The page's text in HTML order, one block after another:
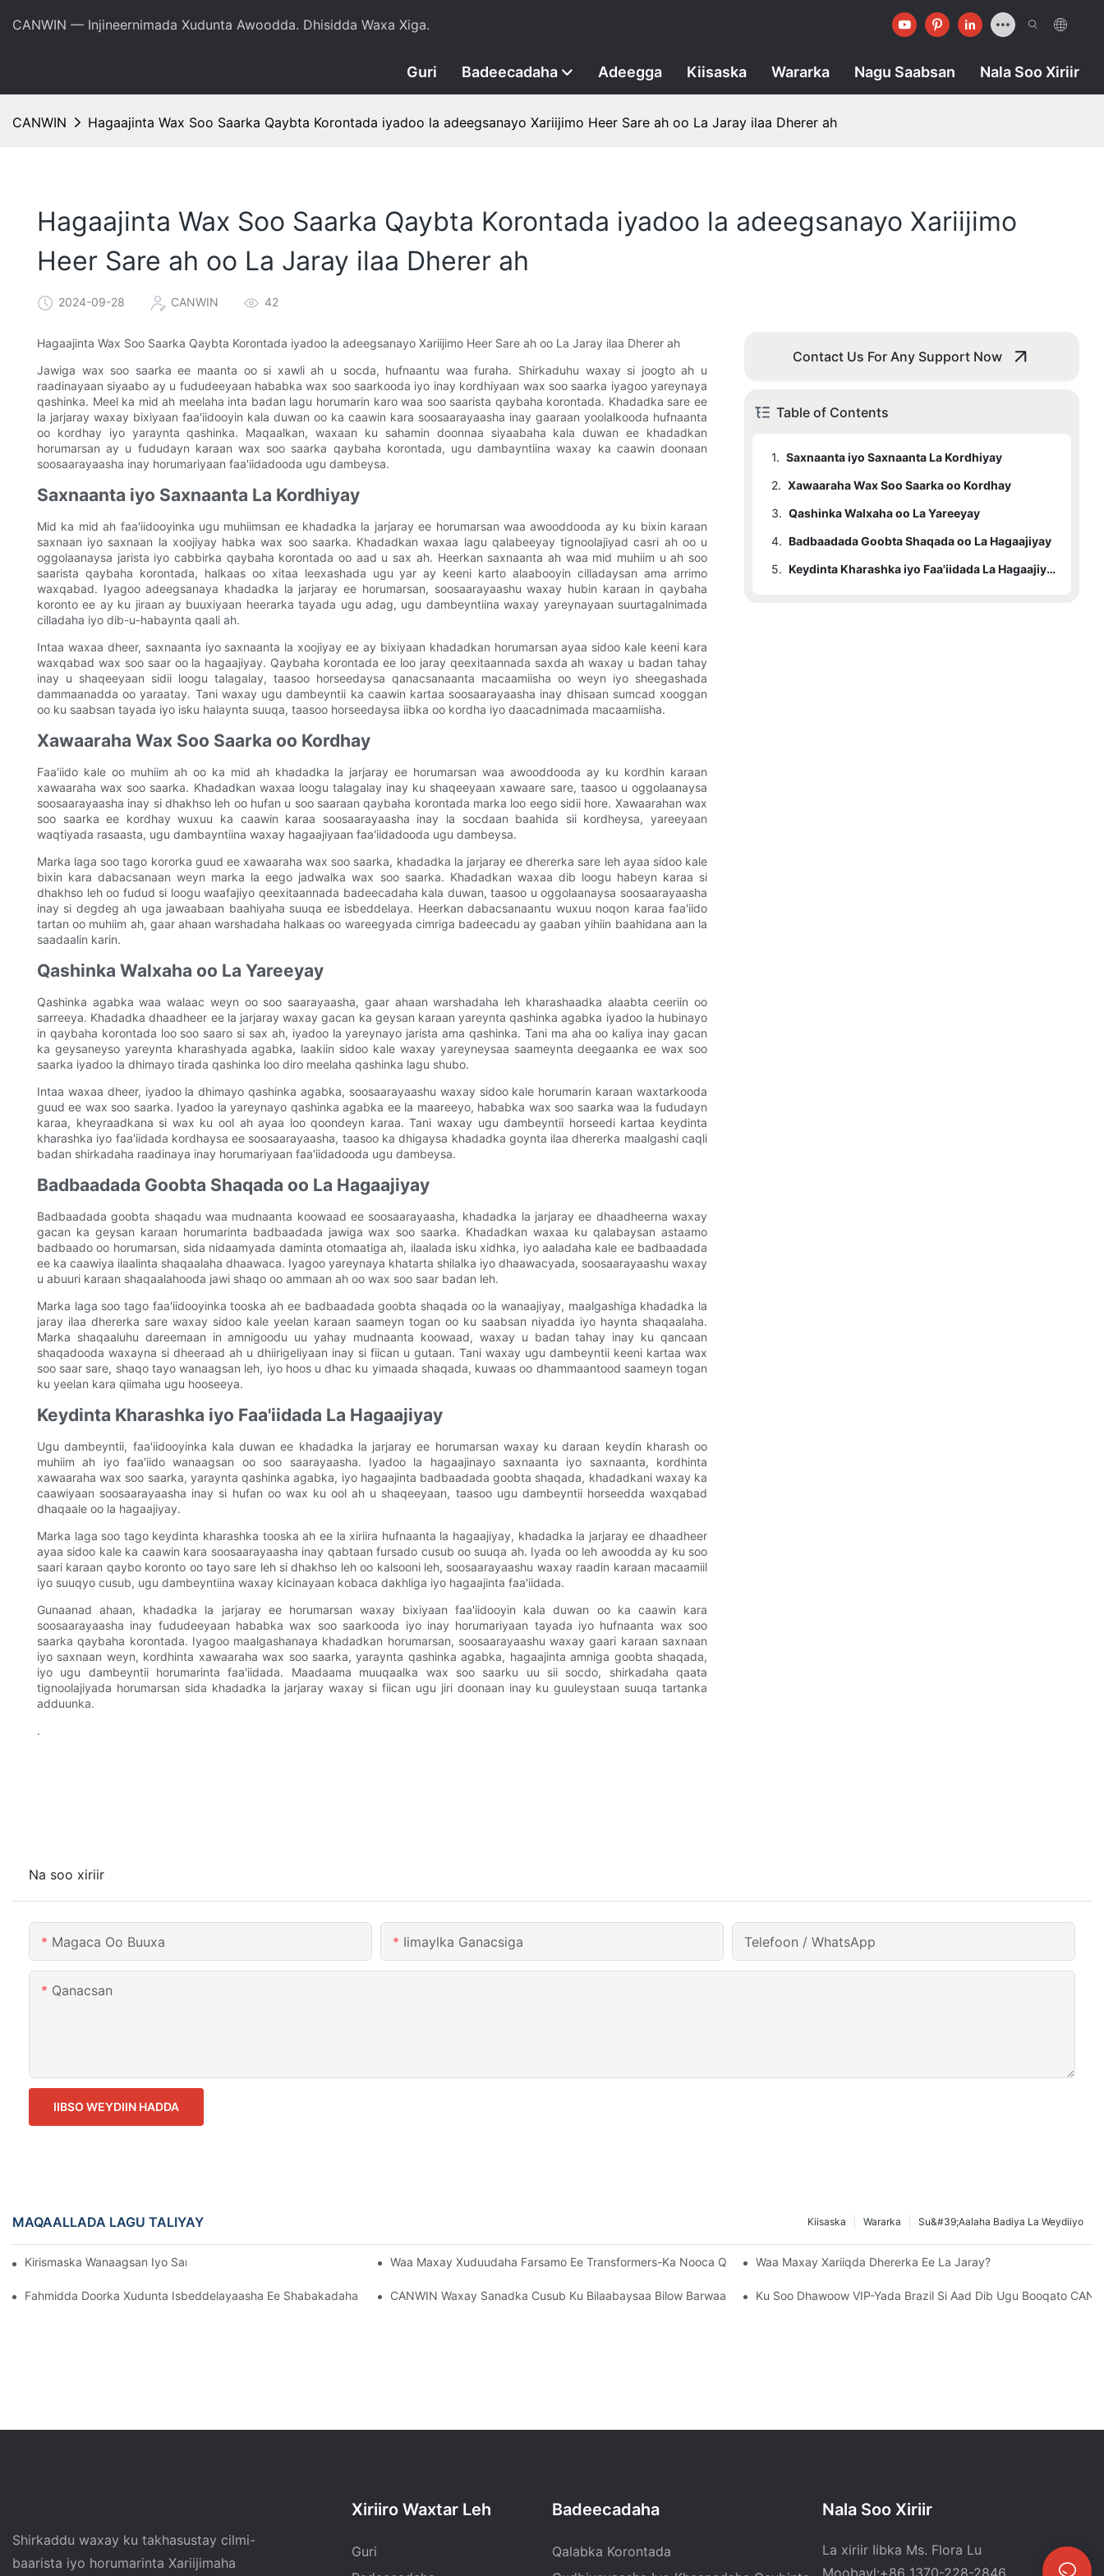
CANWIN — Injineernimada Xudunta Awoodda. Dhisidda Waxa Xiga.
Guri Badeecadaha Adeegga Kiisaska Wararka Nagu Saabsan Nala Soo Xiriir
CANWIN Hagaajinta Wax Soo Saarka Qaybta Korontada iyadoo la adeegsanayo Xariijimo Heer Sare ah oo La Jaray ilaa Dherer ah
Hagaajinta Wax Soo Saarka Qaybta Korontada iyadoo la adeegsanayo Xariijimo
Heer Sare ah oo La Jaray ilaa Dherer ah
2024-09-28 CANWIN 42
Hagaajinta Wax Soo Saarka Qaybta Korontada iyadoo la adeegsanayo Xariijimo Heer Sare ah oo La Jaray ilaa Dherer ah
Jawiga wax soo saarka ee maanta oo si xawli ah u socda, hufnaantu waa furaha. Shirkaduhu waxay si joogto ah u
raadinayaan siyaabo ay u fududeeyaan hababka wax soo saarkooda iyo inay kordhiyaan wax soo saarka iyagoo yareynaya
qashinka. Meel ka mid ah meelaha inta badan lagu horumarin karo waa soo saarista qaybaha korontada. Khadadka sare ee
la jarjaray waxay bixiyaan faa'iidooyin kala duwan oo ka caawin kara soosaarayaasha inay gaaraan yoolalkooda hufnaanta
oo kordhay iyo yaraynta qashinka. Maqaalkan, waxaan ku sahamin doonnaa siyaabaha kala duwan ee khadadkan
horumarsan ay u fududayn karaan wax soo saarka qaybaha korontada, ugu dambayntiina waxay ka caawin doonaan
soosaarayaasha inay horumariyaan faa'iidadooda ugu dambeysa.
Saxnaanta iyo Saxnaanta La Kordhiyay
Mid ka mid ah faa'iidooyinka ugu muhiimsan ee khadadka la jarjaray ee horumarsan waa awooddooda ay ku bixin karaan
saxnaan iyo saxnaan la xoojiyay habka wax soo saarka. Khadadkan waxaa lagu qalabeeyay tignoolajiyad casri ah oo u
oggolaanaysa jarista iyo cabbirka qaybaha korontada oo aad u sax ah. Heerkan saxnaanta ah waa mid muhiim u ah soo
saarista qaybaha korontada, halkaas oo xitaa leexashada ugu yar ay keeni karto alaabooyin cilladaysan ama arrimo
waxqabad. Iyagoo adeegsanaya khadadka la jarjaray ee horumarsan, soosaarayaashu waxay hubin karaan in qaybaha
koronto ee ay ku jiraan ay buuxiyaan heerarka tayada ugu adag, ugu dambeyntiina waxay yareynayaan suurtagalnimada
cilladaha iyo dib-u-habaynta qaali ah.
Intaa waxaa dheer, saxnaanta iyo saxnaanta la xoojiyay ee ay bixiyaan khadadkan horumarsan ayaa sidoo kale keeni kara
waxqabad wax soo saar oo la hagaajiyay. Qaybaha korontada ee loo jaray qeexitaannada saxda ah waxay u badan tahay
inay u shaqeeyaan sidii loogu talagalay, taasoo horseedaysa qanacsanaanta macaamiisha oo weyn iyo sheegashada
dammaanadda oo yaraatay. Tani waxay ugu dambeyntii ka caawin kartaa soosaarayaasha inay dhisaan sumcad xooggan
oo ku saabsan tayada iyo isku halaynta suuqa, taasoo horseedaysa iibka oo kordha iyo daacadnimada macaamiisha.
Xawaaraha Wax Soo Saarka oo Kordhay
Faa'iido kale oo muhiim ah oo ka mid ah khadadka la jarjaray ee horumarsan waa awooddooda ay ku kordhin karaan
xawaaraha wax soo saarka. Khadadkan waxaa loogu talagalay inay ku shaqeeyaan xawaare sare, taasoo u oggolaanaysa
soosaarayaasha inay si dhakhso leh oo hufan u soo saaraan qaybaha korontada marka loo eego sidii hore. Xawaarahan wax
soo saarka ee kordhay wuxuu ka caawin karaa soosaarayaasha inay la socdaan baahida sii kordheysa, yareeyaan
waqtiyada rasaasta, ugu dambayntiina waxay hagaajiyaan faa'iidadooda ugu dambeysa.
Marka laga soo tago kororka guud ee xawaaraha wax soo saarka, khadadka la jarjaray ee dhererka sare leh ayaa sidoo kale
bixin kara dabacsanaan weyn marka la eego jadwalka wax soo saarka. Khadadkan waxaa dib loogu habeyn karaa si
dhakhso leh oo fudud si loogu waafajiyo qeexitaannada badeecadaha kala duwan, taasoo u oggolaanaysa soosaarayaasha
inay si degdeg ah uga jawaabaan baahiyaha suuqa ee isbeddelaya. Heerkan dabacsanaantu wuxuu noqon karaa faa'iido
tartan oo muhiim ah, gaar ahaan warshadaha halkaas oo wareegyada cimriga badeecadu ay gaaban yihiin baahidana aan la
saadaalin karin.
Qashinka Walxaha oo La Yareeyay
Qashinka agabka waa walaac weyn oo soo saarayaasha, gaar ahaan warshadaha leh kharashaadka alaabta ceeriin oo
sarreeya. Khadadka dhaadheer ee la jarjaray waxay gacan ka geysan karaan yareynta qashinka agabka iyadoo la hubinayo
in qaybaha korontada loo soo saaro si sax ah, iyadoo la yareynayo jarista ama qashinka. Tani ma aha oo kaliya inay gacan
ka geysaneyso yareynta kharashyada agabka, laakiin sidoo kale waxay yareyneysaa saameynta deegaanka ee wax soo
saarka iyadoo la dhimayo tirada qashinka loo diro meelaha qashinka lagu shubo.
Intaa waxaa dheer, iyadoo la dhimayo qashinka agabka, soosaarayaashu waxay sidoo kale horumarin karaan waxtarkooda
guud ee wax soo saarka. Iyadoo la yareynayo qashinka agabka ee la maareeyo, hababka wax soo saarka waa la fududayn
karaa, kheyraadkana si wax ku ool ah ayaa loo qoondeyn karaa. Tani waxay ugu dambeyntii horseedi kartaa keydinta
kharashka iyo faa'iidada kordhaysa ee soosaarayaasha, taasoo ka dhigaysa khadadka goynta ilaa dhererka maalgashi caqli
badan shirkadaha raadinaya inay horumariyaan faa'iidadooda ugu dambeysa.
Badbaadada Goobta Shaqada oo La Hagaajiyay
Badbaadada goobta shaqadu waa mudnaanta koowaad ee soosaarayaasha, khadadka la jarjaray ee dhaadheerna waxay
gacan ka geysan karaan horumarinta badbaadada jawiga wax soo saarka. Khadadkan waxaa ku qalabaysan astaamo
badbaado oo horumarsan, sida nidaamyada daminta otomaatiga ah, ilaalada isku xidhka, iyo aaladaha kale ee badbaadada
ee ka caawiya ilaalinta shaqaalaha dhaawaca. Iyagoo yareynaya khatarta shilalka iyo dhaawacyada, soosaarayaashu waxay
u abuuri karaan shaqaalahooda jawi shaqo oo ammaan ah oo wax soo saar badan leh.
Marka laga soo tago faa'iidooyinka tooska ah ee badbaadada goobta shaqada oo la wanaajiyay, maalgashiga khadadka la
jaray ilaa dhererka sare waxay sidoo kale yeelan karaan saameyn togan oo ku saabsan niyadda iyo haynta shaqaalaha.
Marka shaqaaluhu dareemaan in amnigoodu uu yahay mudnaanta koowaad, waxay u badan tahay inay ku qancaan
shaqadooda waxayna si dheeraad ah u dhiirigeliyaan inay si fiican u gutaan. Tani waxay ugu dambeyntii keeni kartaa wax
soo saar sare, shaqo tayo wanaagsan leh, iyo hoos u dhac ku yimaada shaqada, kuwaas oo dhammaantood saameyn togan
ku yeelan kara qiimaha ugu hooseeya.
Keydinta Kharashka iyo Faa'iidada La Hagaajiyay
Ugu dambeyntii, faa'iidooyinka kala duwan ee khadadka la jarjaray ee horumarsan waxay ku daraan keydin kharash oo
muhiim ah iyo faa'iido wanaagsan oo soo saarayaasha. Iyadoo la hagaajinayo saxnaanta iyo saxnaanta, kordhinta
xawaaraha wax soo saarka, yaraynta qashinka agabka, iyo hagaajinta badbaadada goobta shaqada, khadadkani waxay ka
caawiyaan soosaarayaasha inay si hufan oo wax ku ool ah u shaqeeyaan, taasoo ugu dambeyntii horseedda waxqabad
dhaqaale oo la hagaajiyay.
Marka laga soo tago keydinta kharashka tooska ah ee la xiriira hufnaanta la hagaajiyay, khadadka la jarjaray ee dhaadheer
ayaa sidoo kale ka caawin kara soosaarayaasha inay qabtaan fursado cusub oo suuqa ah. Iyada oo leh awoodda ay ku soo
saari karaan qaybo koronto oo tayo sare leh si dhakhso leh oo kalsooni leh, soosaarayaashu waxay raadin karaan macaamiil
iyo suuqyo cusub, ugu dambeyntiina waxay kicinayaan kobaca dakhliga iyo hagaajinta faa'iidada.
Gunaanad ahaan, khadadka la jarjaray ee horumarsan waxay bixiyaan faa'iidooyin kala duwan oo ka caawin kara
soosaarayaasha inay fududeeyaan hababka wax soo saarkooda iyo inay horumariyaan tayada iyo hufnaanta wax soo
saarka qaybaha korontada. Iyagoo maalgashanaya khadadkan horumarsan, soosaarayaashu waxay gaari karaan saxnaan
iyo saxnaan weyn, kordhinta xawaaraha wax soo saarka, yaraynta qashinka agabka, hagaajinta amniga goobta shaqada,
iyo ugu dambeyntii horumarinta faa'iidada. Maadaama muuqaalka wax soo saarku uu sii socdo, shirkadaha qaata
tignoolajiyada horumarsan sida khadadka la jarjaray waxay si fiican ugu jiri doonaan inay ku guuleystaan ​​​​suuqa tartanka
adduunka.
.
Contact Us For Any Support Now
Table of Contents
1. Saxnaanta iyo Saxnaanta La Kordhiyay
2. Xawaaraha Wax Soo Saarka oo Kordhay
3. Qashinka Walxaha oo La Yareeyay
4. Badbaadada Goobta Shaqada oo La Hagaajiyay
5.
Keydinta Kharashka iyo Faa'iidada La Hagaajiyay
Na soo xiriir
Magaca Oo Buuxa Iimaylka Ganacsiga Telefoon / WhatsApp
Qanacsan
IIBSO WEYDIIN HADDA
MAQAALLADA LAGU TALIYAY Su&#39;aalaha Badiya La Weydiiyo
Wararka
Kiisaska
Kirismaska ​​​​wanaagsan Iyo Sannad Cusub Oo Barwaaqo Ah! Waa Maxay Xuduudaha Farsamo Ee Transformers-Ka Nooca Qalalan? Waa Maxay Shaqadooda?
Waa Maxay Xariiqda Dhererka Ee La Jaray?
Fahmidda Doorka Xudunta Isbeddelayaasha Ee Shabakadaha Qaybinta AwooddaCANWIN Waxay Sanadka Cusub Ku Bilaabaysaa Bilow Barwaaqo Ah!Ku Soo Dhawoow VIP-Yada Brazil Si Aad Dib Ugu Booqato
Shirkaddu waxay ku takhasustay cilmi-
baarista iyo horumarinta Xariijimaha
Xiriiro Waxtar Leh
Guri
Badeecadaha
Qalabka Korontada
Nala Soo Xiriir
La xiriir Iibka Ms. Flora Lu
Moobayl:+86 1370-228-2846